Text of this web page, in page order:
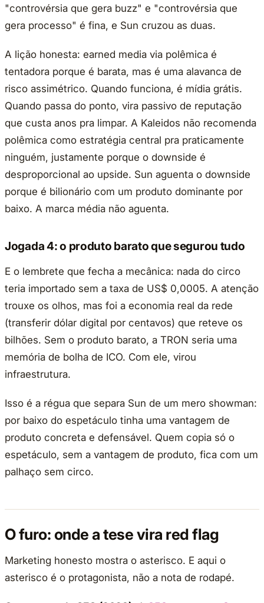
"controvérsia que gera buzz" e "controvérsia que
gera processo" é fina, e Sun cruzou as duas.
A lição honesta: earned media via polêmica é
tentadora porque é barata, mas é uma alavanca de
risco assimétrico. Quando funciona, é mídia grátis.
Quando passa do ponto, vira passivo de reputação
que custa anos pra limpar. A Kaleidos não recomenda
polêmica como estratégia central pra praticamente
ninguém, justamente porque o downside é
desproporcional ao upside. Sun aguenta o downside
porque é bilionário com um produto dominante por
baixo. A marca média não aguenta.
Jogada 4: o produto barato que segurou tudo
E o lembrete que fecha a mecânica: nada do circo
teria importado sem a taxa de US$ 0,0005. A atenção
trouxe os olhos, mas foi a economia real da rede
(transferir dólar digital por centavos) que reteve os
bilhões. Sem o produto barato, a TRON seria uma
memória de bolha de ICO. Com ele, virou
infraestrutura.
Isso é a régua que separa Sun de um mero showman:
por baixo do espetáculo tinha uma vantagem de
produto concreta e defensável. Quem copia só o
espetáculo, sem a vantagem de produto, fica com um
palhaço sem circo.
O furo: onde a tese vira red flag
Marketing honesto mostra o asterisco. E aqui o
asterisco é o protagonista, não a nota de rodapé.